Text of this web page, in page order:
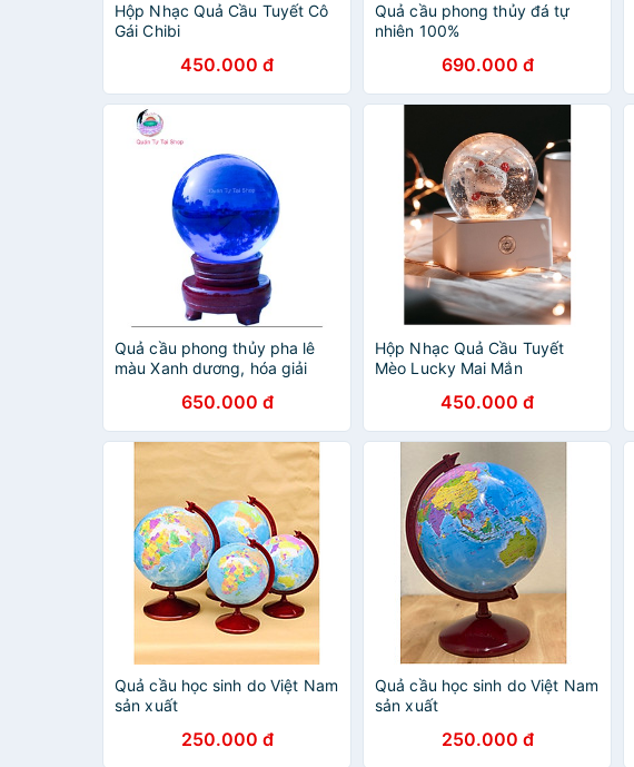
Hộp Nhạc Quả Cầu Tuyết Cô
Gái Chibi
450.000 đ
Quả cầu phong thủy đá tự
nhiên 100%
690.000 đ
Quả cầu phong thủy pha lê
màu Xanh dương, hóa giải
phong thủy650.000 đ
Hộp Nhạc Quả Cầu Tuyết
Mèo Lucky Mai Mắn
450.000 đ
Quả cầu học sinh do Việt Nam
sản xuất
250.000 đ
Quả cầu học sinh do Việt Nam
sản xuất
250.000 đ